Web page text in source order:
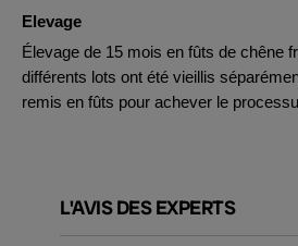
Elevage
Élevage de 15 mois en fûts de chêne
différents lots ont été vieillis
remis en fûts pour achever le
L'AVIS DES EXPERTS